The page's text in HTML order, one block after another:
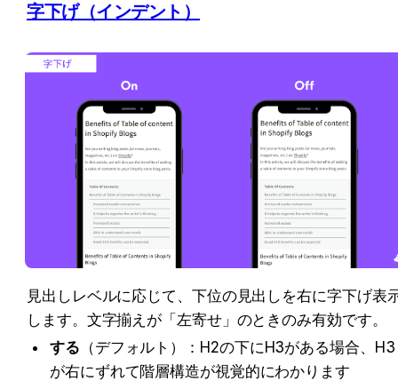
字下げ（インデント）
見出しレベルに応じて、下位の見出しを右に字下げ表
します。文字揃えが「左寄せ」のときのみ有効です。
する （デフォルト）：H2の下にH3がある場合、H3
が右にずれて階層構造が視覚的にわかります